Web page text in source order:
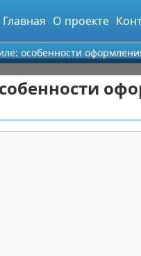
Главная О проекте
особенности